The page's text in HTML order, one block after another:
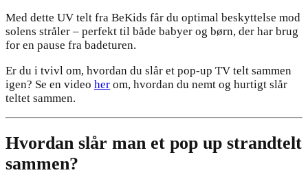
Med dette UV telt fra BeKids får du optimal beskyttelse mod
solens stråler – perfekt til både babyer og børn, der har brug
for en pause fra badeturen.
Er du i tvivl om, hvordan du slår et pop-up TV telt sammen
igen? Se en video her om, hvordan du nemt og hurtigt slår
teltet sammen.
Hvordan slår man et pop up strandtelt
sammen?